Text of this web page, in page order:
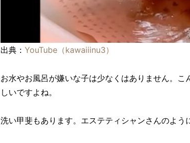
出典： YouTube（kawaiiinu3）
お水やお風呂が嫌いな子は少なくはありません。
しいですよね。
洗い甲斐もあります。エステティシャンさんのよう